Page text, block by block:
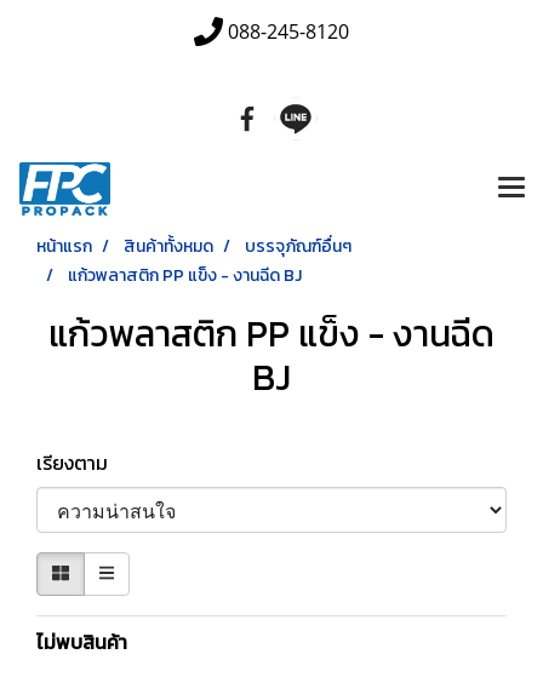
088-245-8120
หน้าแรก สินค้าทั้งหมด
บรรจุภัณฑ์อื่นๆ
แก้วพลาสติก PP แข็ง - งานฉีด BJ
แก้วพลาสติก PP แข็ง - งานฉีด
BJ
เรียงตาม
ไม่พบสินค้า